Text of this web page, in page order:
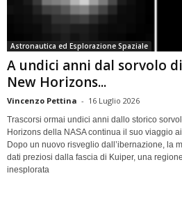
Astronautica ed Esplorazione Spaziale
A undici anni dal sorvolo
New Horizons...
Vincenzo Pettina - 16 Luglio 2026
Trascorsi ormai undici anni dallo storico
Horizons della NASA continua il suo viaggio
Dopo un nuovo risveglio dall’ibernazione, la
dati preziosi dalla fascia di Kuiper, una
inesplorata